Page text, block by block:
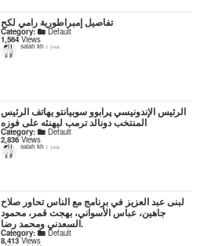
تفاصيل إمبراطورية رامي لكح
Category: Default
1,564Views
salah kh 1 year
الرئيس الإندونيسي پرابوو سوبيانتو يهاتف الرئيس
المنتخب دونالد ترمب ليهنئه على فوزه
Category: Default
2,836Views
salah kh 1 year
لبنى عبد العزيز في برنامج مع الناس تحاور صلاح
جاهين، عباس الأسواني، بهجت قمر، محمود
السعدني ومحمد رضا.
Category: Default
8,413Views